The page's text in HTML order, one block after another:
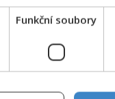
Funkční soubory